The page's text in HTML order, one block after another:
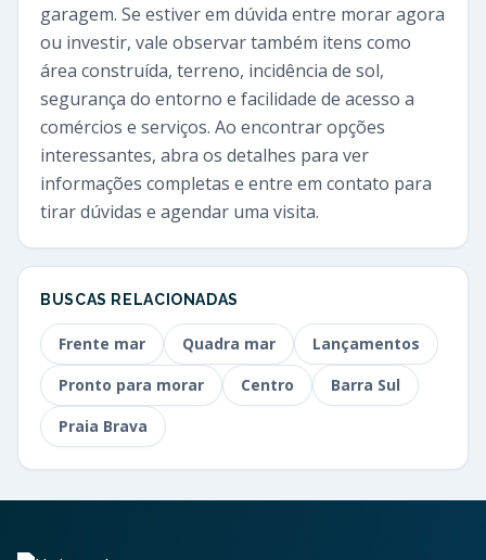
garagem. Se estiver em dúvida entre morar agora
ou investir, vale observar também itens como
área construída, terreno, incidência de sol,
segurança do entorno e facilidade de acesso a
comércios e serviços. Ao encontrar opções
interessantes, abra os detalhes para ver
informações completas e entre em contato para
tirar dúvidas e agendar uma visita.
BUSCAS RELACIONADAS
Frente mar Quadra mar
Lançamentos
Pronto para morar
Centro
Barra Sul
Praia Brava